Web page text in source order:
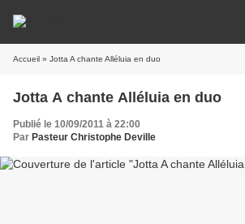
Accueil » Jotta A chante Alléluia en duo
Jotta A chante Alléluia en duo
Publié le 10/09/2011 à 22:00
Par Pasteur Christophe Deville